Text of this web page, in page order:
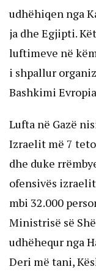
udhëhiqen nga
ja dhe Egjipti.
luftimeve në
i shpallur
Bashkimi
Lufta në Gazë
Izraelit më 7
dhe duke
ofensivës
mbi 32.000
Ministrisë së
udhëhequr nga
Deri më tani,